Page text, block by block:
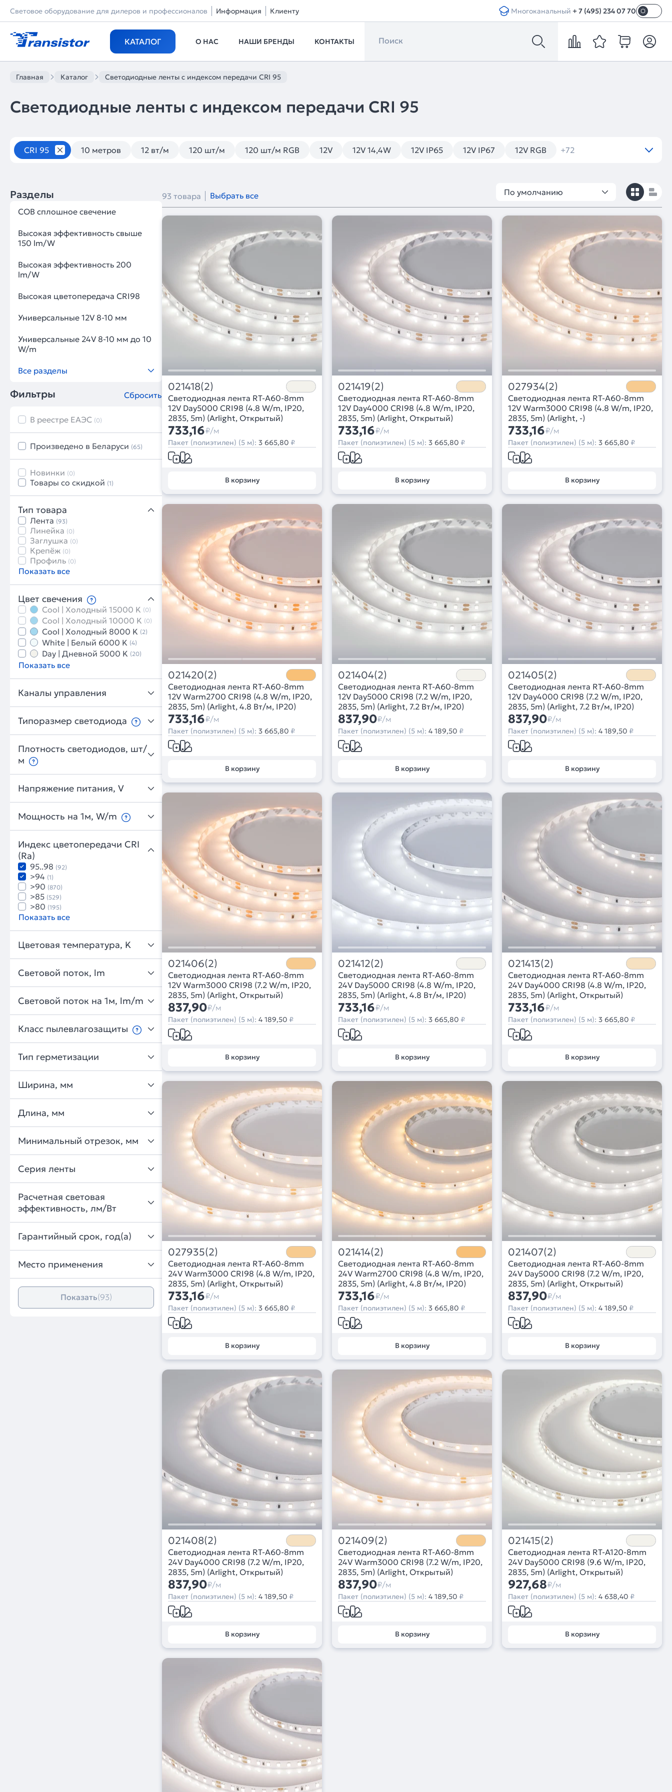
Световое оборудование для дилеров и профессионалов Информация Клиенту Многоканальный + 7 (495) 234 07 70
КАТАЛОГ О НАС НАШИ БРЕНДЫ КОНТАКТЫ
Главная Каталог Светодиодные ленты с индексом передачи CRI 95
Светодиодные ленты с индексом передачи CRI 95
CRI 95
Светодиодные ленты
10 метров 12 вт/м 120 шт/м 120 шт/м RGB 12V 12V 14,4W 12V IP65 12V IP67 12V RGB +72
Разделы
COB сплошное свечение
Высокая эффективность свыше
150 lm/W
Высокая эффективность 200
lm/W
Высокая цветопередача CRI98
Универсальные 12V 8-10 мм
Универсальные 24V 8-10 мм до 10
W/m
Все разделы
Фильтры Сбросить
В реестре ЕАЭС (0)
Произведено в Беларуси (65)
Новинки (0)
Товары со скидкой (1)
Тип товара
Лента (93)
Линейка (0)
Заглушка (0)
Крепёж (0)
Профиль (0)
Показать все
Цвет свечения
Cool | Холодный 15000 K (0)
Cool | Холодный 10000 K (0)
Cool | Холодный 8000 K (2)
White | Белый 6000 K (4)
Day | Дневной 5000 K (20)
Показать все
Каналы управления
Типоразмер светодиода
Плотность светодиодов, шт/
м
Напряжение питания, V
Мощность на 1м, W/m
Индекс цветопередачи CRI
(Ra)
95..98 (92)
>94 (1)
>90 (870)
>85 (529)
>80 (195)
Показать все
Цветовая температура, K
Световой поток, lm
Световой поток на 1м, lm/m
Класс пылевлагозащиты
Тип герметизации
Ширина, мм
Длина, мм
Минимальный отрезок, мм
Серия ленты
Расчетная световая
эффективность, лм/Вт
Гарантийный срок, год(а)
Место применения
Показать(93)
93 товара Выбрать все По умолчанию
021418(2)
Светодиодная лента RT-A60-8mm
12V Day5000 CRI98 (4.8 W/m, IP20,
2835, 5m) (Arlight, Открытый)
733,16₽/м
Пакет (полиэтилен) (5 м): 3 665,80 ₽
В корзину
021419(2)
Светодиодная лента RT-A60-8mm
12V Day4000 CRI98 (4.8 W/m, IP20,
2835, 5m) (Arlight, Открытый)
733,16₽/м
Пакет (полиэтилен) (5 м): 3 665,80 ₽
В корзину
027934(2)
Светодиодная лента RT-A60-8mm
12V Warm3000 CRI98 (4.8 W/m, IP20,
2835, 5m) (Arlight, -)
733,16₽/м
Пакет (полиэтилен) (5 м): 3 665,80 ₽
В корзину
021420(2)
Светодиодная лента RT-A60-8mm
12V Warm2700 CRI98 (4.8 W/m, IP20,
2835, 5m) (Arlight, 4.8 Вт/м, IP20)
733,16₽/м
Пакет (полиэтилен) (5 м): 3 665,80 ₽
В корзину
021404(2)
Светодиодная лента RT-A60-8mm
12V Day5000 CRI98 (7.2 W/m, IP20,
2835, 5m) (Arlight, 7.2 Вт/м, IP20)
837,90₽/м
Пакет (полиэтилен) (5 м): 4 189,50 ₽
В корзину
021405(2)
Светодиодная лента RT-A60-8mm
12V Day4000 CRI98 (7.2 W/m, IP20,
2835, 5m) (Arlight, 7.2 Вт/м, IP20)
837,90₽/м
Пакет (полиэтилен) (5 м): 4 189,50 ₽
В корзину
021406(2)
Светодиодная лента RT-A60-8mm
12V Warm3000 CRI98 (7.2 W/m, IP20,
2835, 5m) (Arlight, Открытый)
837,90₽/м
Пакет (полиэтилен) (5 м): 4 189,50 ₽
В корзину
021412(2)
Светодиодная лента RT-A60-8mm
24V Day5000 CRI98 (4.8 W/m, IP20,
2835, 5m) (Arlight, 4.8 Вт/м, IP20)
733,16₽/м
Пакет (полиэтилен) (5 м): 3 665,80 ₽
В корзину
021413(2)
Светодиодная лента RT-A60-8mm
24V Day4000 CRI98 (4.8 W/m, IP20,
2835, 5m) (Arlight, Открытый)
733,16₽/м
Пакет (полиэтилен) (5 м): 3 665,80 ₽
В корзину
027935(2)
Светодиодная лента RT-A60-8mm
24V Warm3000 CRI98 (4.8 W/m, IP20,
2835, 5m) (Arlight, Открытый)
733,16₽/м
Пакет (полиэтилен) (5 м): 3 665,80 ₽
В корзину
021414(2)
Светодиодная лента RT-A60-8mm
24V Warm2700 CRI98 (4.8 W/m, IP20,
2835, 5m) (Arlight, 4.8 Вт/м, IP20)
733,16₽/м
Пакет (полиэтилен) (5 м): 3 665,80 ₽
В корзину
021407(2)
Светодиодная лента RT-A60-8mm
24V Day5000 CRI98 (7.2 W/m, IP20,
2835, 5m) (Arlight, Открытый)
837,90₽/м
Пакет (полиэтилен) (5 м): 4 189,50 ₽
В корзину
021408(2)
Светодиодная лента RT-A60-8mm
24V Day4000 CRI98 (7.2 W/m, IP20,
2835, 5m) (Arlight, Открытый)
837,90₽/м
Пакет (полиэтилен) (5 м): 4 189,50 ₽
В корзину
021409(2)
Светодиодная лента RT-A60-8mm
24V Warm3000 CRI98 (7.2 W/m, IP20,
2835, 5m) (Arlight, Открытый)
837,90₽/м
Пакет (полиэтилен) (5 м): 4 189,50 ₽
В корзину
021415(2)
Светодиодная лента RT-A120-8mm
24V Day5000 CRI98 (9.6 W/m, IP20,
2835, 5m) (Arlight, Открытый)
927,68₽/м
Пакет (полиэтилен) (5 м): 4 638,40 ₽
В корзину